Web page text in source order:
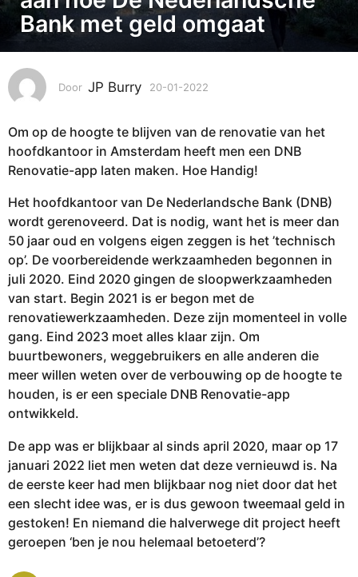
0
1
2
0
0
1
-
2
0
2
2
Bank met geld omgaat
Door JP Burry 20-01-2022
0
1
-
2
2
2
Om op de hoogte te blijven van de renovatie van het
hoofdkantoor in Amsterdam heeft men een DNB
Renovatie-app laten maken. Hoe Handig!
Het hoofdkantoor van De Nederlandsche Bank (DNB)
wordt gerenoveerd. Dat is nodig, want het is meer dan
50 jaar oud en volgens eigen zeggen is het ’technisch
op’. De voorbereidende werkzaamheden begonnen in
juli 2020. Eind 2020 gingen de sloopwerkzaamheden
van start. Begin 2021 is er begon met de
renovatiewerkzaamheden. Deze zijn momenteel in volle
gang. Eind 2023 moet alles klaar zijn. Om
buurtbewoners, weggebruikers en alle anderen die
meer willen weten over de verbouwing op de hoogte te
houden, is er een speciale DNB Renovatie-app
ontwikkeld.
De app was er blijkbaar al sinds april 2020, maar op 17
januari 2022 liet men weten dat deze vernieuwd is. Na
de eerste keer had men blijkbaar nog niet door dat het
een slecht idee was, er is dus gewoon tweemaal geld in
gestoken! En niemand die halverwege dit project heeft
geroepen ‘ben je nou helemaal betoeterd’?